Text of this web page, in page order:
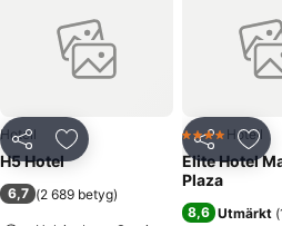
Dela Lägg till i Mina Favoriter
Hotell
H5 Hotel
6,7 (2 689 betyg)
Dela
4 StjärnorHotell
Elite Hotel
Plaza
8,6 Utmärkt (